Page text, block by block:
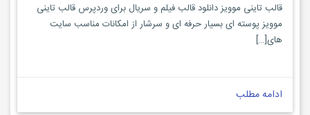
قالب تاینی موویز دانلود قالب فیلم و سریال برای وردپرس قالب تاینی
موویز پوسته ای بسیار حرفه ای و سرشار از امکانات مناسب سایت
های[…]
ادامه مطلب